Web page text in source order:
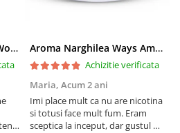
Aroma Narghilea Ways World Trade Center - Piersica cu Ice Tea, 200gr Aroma Narghilea Ways Amore - Banana, Ananas si Menta, 200gr
Achizitie verificata
Maria, Acum 2 ani
Imi place mult ca nu are nicotina
si totusi face mult fum. Eram
sceptica la inceput, dar gustul de